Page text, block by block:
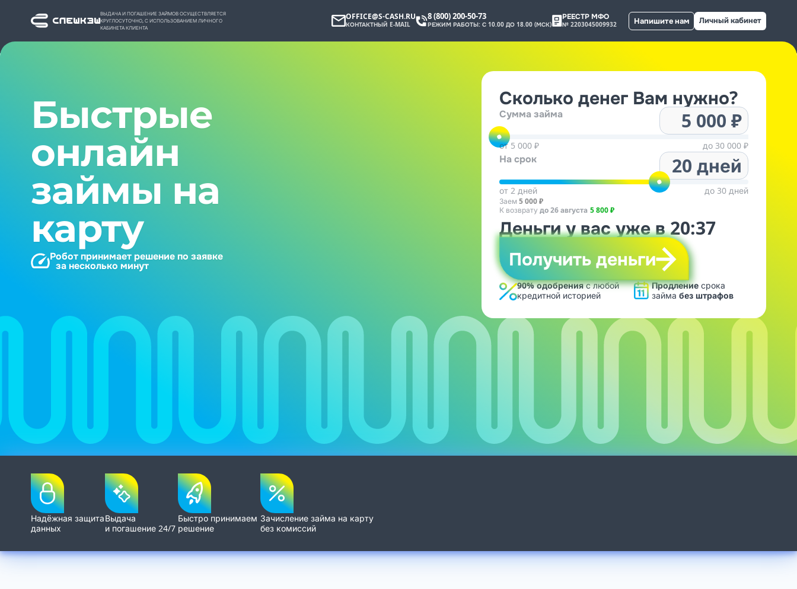
ВЫДАЧА И ПОГАШЕНИЕ ЗАЙМОВ ОСУЩЕСТВЛЯЕТСЯ
КРУГЛОСУТОЧНО, С ИСПОЛЬЗОВАНИЕМ ЛИЧНОГО
КАБИНЕТА КЛИЕНТА
OFFICE@S-CASH.RU
КОНТАКТНЫЙ E-MAIL
8 (800) 200-50-73
РЕЖИМ РАБОТЫ: С 10.00 ДО 18.00 (МСК)
РЕЕСТР МФО
№ 2203045009932 Напишите нам Личный кабинет
Быстрые
онлайн
займы на
карту
Робот принимает решение по заявке
за несколько минут
Сколько денег Вам нужно?
Сумма займа
от 5 000 ₽ до 30 000 ₽
На срок
от 2 дней до 30 дней
Заем5 000 ₽
К возврату до 26 августа 5 800 ₽
Деньги у вас уже в 20:37
Получить деньги
90% одобренияс любой
кредитной историей
Продлениесрока
займа без штрафов
Надёжная защита
данных
Выдача
и погашение 24/7
Быстро принимаем
решение
Зачисление займа на карту
без комиссий